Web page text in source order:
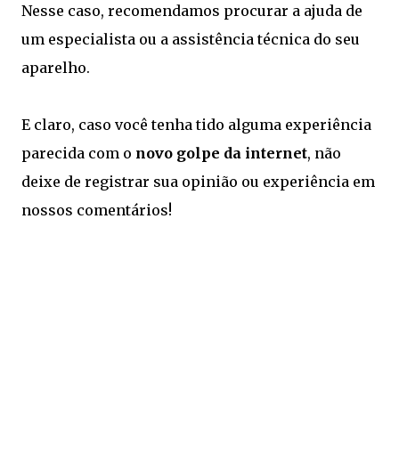
Nesse caso, recomendamos procurar a ajuda de
um especialista ou a assistência técnica do seu
aparelho.
E claro, caso você tenha tido alguma experiência
parecida com o novo golpe da internet, não
deixe de registrar sua opinião ou experiência em
nossos comentários!